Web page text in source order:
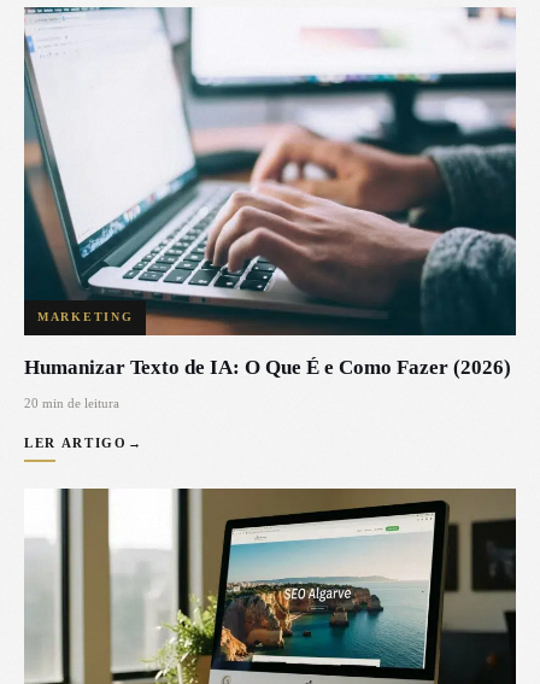
MARKETING
Humanizar Texto de IA: O Que É e Como Fazer (2026)
20 min de leitura
LER ARTIGO →